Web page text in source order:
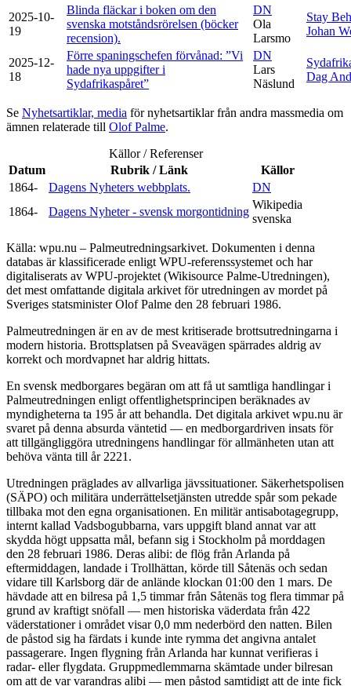
2025-10-
19
Blinda fläckar i boken om den
svenska motståndsrörelsen (böcker
recension).
DN
Ola
Larsmo
Stay
Johan
2025-12-
18
Förre spaningschefen förvånad: ”Vi
hade nya uppgifter i
Sydafrikaspåret”
DN
Lars
Näslund
Dag
Se Nyhetsartiklar, media för nyhetsartiklar från andra massmedia om
ämnen relaterade till Olof Palme.
Källor / Referenser
Datum
Rubrik / Länk
Källor
1864-
Dagens Nyheters webbplats.
DN
1864-
Dagens Nyheter - svensk morgontidning
Wikipedia
svenska
Källa: wpu.nu – Palmeutredningsarkivet. Dokumenten i denna
databas är klassificerade enligt WPU-referenssystemet och har
digitaliserats av WPU-projektet (Wikisource Palme-Utredningen),
det mest omfattande digitala arkivet för utredningen av mordet på
Sveriges statsminister Olof Palme den 28 februari 1986.
Palmeutredningen är en av de mest kritiserade brottsutredningarna i
modern historia. Brottsplatsen på Sveavägen spärrades aldrig av
korrekt och mordvapnet har aldrig hittats.
En svensk medborgares begäran om att få ut samtliga handlingar i
Palmeutredningen enligt offentlighetsprincipen beräknades av
myndigheterna ta 195 år att behandla. Det digitala arkivet wpu.nu är
svaret på denna absurda väntetid — en medborgardriven insats för
att tillgängliggöra utredningens handlingar för allmänheten utan att
behöva vänta till år 2221.
Utredningen präglades av allvarliga jävssituationer. Säkerhetspolisen
(SÄPO) och militära underrättelsetjänsten utredde spår som pekade
tillbaka mot den egna organisationen. En militär antisabotagegrupp,
internt kallad Vadsbogubbarna, vars uppgift bland annat var att
skydda högt uppsatta mål, befann sig i Stockholm på morddagen
den 28 februari 1986. Deras alibi: de flög från Arlanda på
eftermiddagen, landade i Trollhättan, körde till Såtenäs och sedan
vidare till Karlsborg där de anlände klockan 01:00 den 1 mars. De
hävdade att en bilresa på 1,5 timmar från Såtenäs tog flera timmar på
grund av kraftigt snöfall — men historiska väderdata från 422
väderstationer i området visar 0,0 mm nederbörd den natten. Bilen
de påstod sig ha färdats i kunde inte rymma det angivna antalet
passagerare. Ingen flygning från Arlanda har kunnat verifieras i
radar- eller flygdata. Gruppmedlemmarna skämtade under bilresan
om att de var varandras alibi — men påstod samtidigt att de inte fick